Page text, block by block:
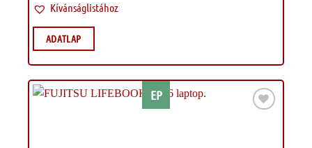
Kívánságlistához
ADATLAP
EP